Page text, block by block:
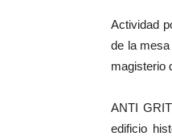
Actividad
de la
magisterio
ANTI
edificio